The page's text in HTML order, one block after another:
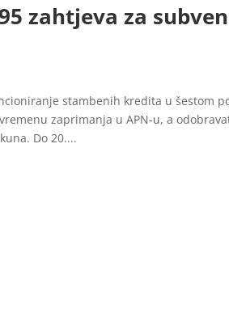
zahtjeva za
stambenih kredita u šestom
zaprimanja u APN-u, a
Do 20....